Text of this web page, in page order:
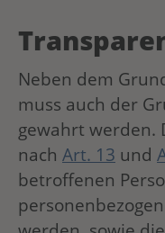
Neben dem
muss auch der
gewahrt werden.
nach Art. 13 und
betroffenen